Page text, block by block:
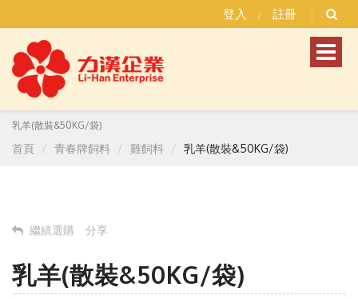
登入 / 註冊
乳羊(散裝&50KG/袋)
首頁 青春牌飼料 雞飼料 乳羊(散裝&50KG/袋)
繼績選購 分享
乳羊(散裝&50KG/袋)